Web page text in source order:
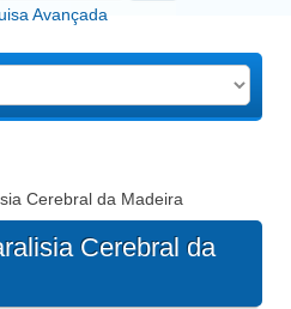
Avançada
Cerebral da Madeira
Cerebral da